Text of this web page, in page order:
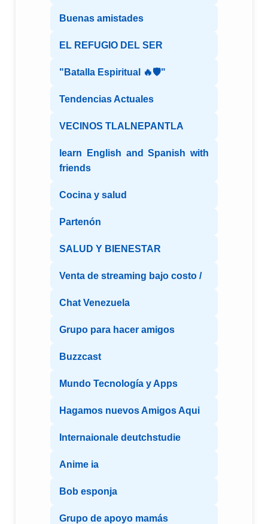
Buenas amistades
EL REFUGIO DEL SER
"Batalla Espiritual 🔥🛡️"
Tendencias Actuales
VECINOS TLALNEPANTLA
learn English and Spanish with
friends
Cocina y salud
Partenón
SALUD Y BIENESTAR
Venta de streaming bajo costo /
Chat Venezuela
Grupo para hacer amigos
Buzzcast
Mundo Tecnología y Apps
Hagamos nuevos Amigos Aqui
Internaionale deutchstudie
Anime ia
Bob esponja
Grupo de apoyo mamás